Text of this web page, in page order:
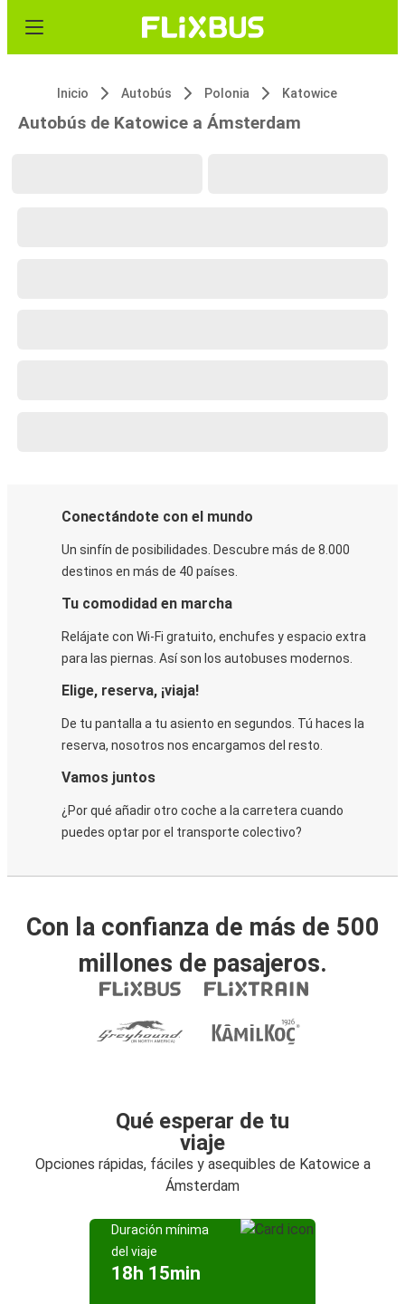
Inicio Autobús Polonia Katowice
Autobús de Katowice a Ámsterdam
Conectándote con el mundo
Un sinfín de posibilidades. Descubre más de 8.000
destinos en más de 40 países.
Tu comodidad en marcha
Relájate con Wi-Fi gratuito, enchufes y espacio extra
para las piernas. Así son los autobuses modernos.
Elige, reserva, ¡viaja!
De tu pantalla a tu asiento en segundos. Tú haces la
reserva, nosotros nos encargamos del resto.
Vamos juntos
¿Por qué añadir otro coche a la carretera cuando
puedes optar por el transporte colectivo?
Con la confianza de más de 500
millones de pasajeros.
Qué esperar de tu
viaje
Opciones rápidas, fáciles y asequibles de Katowice a
Ámsterdam
Duración mínima
del viaje
18h 15min